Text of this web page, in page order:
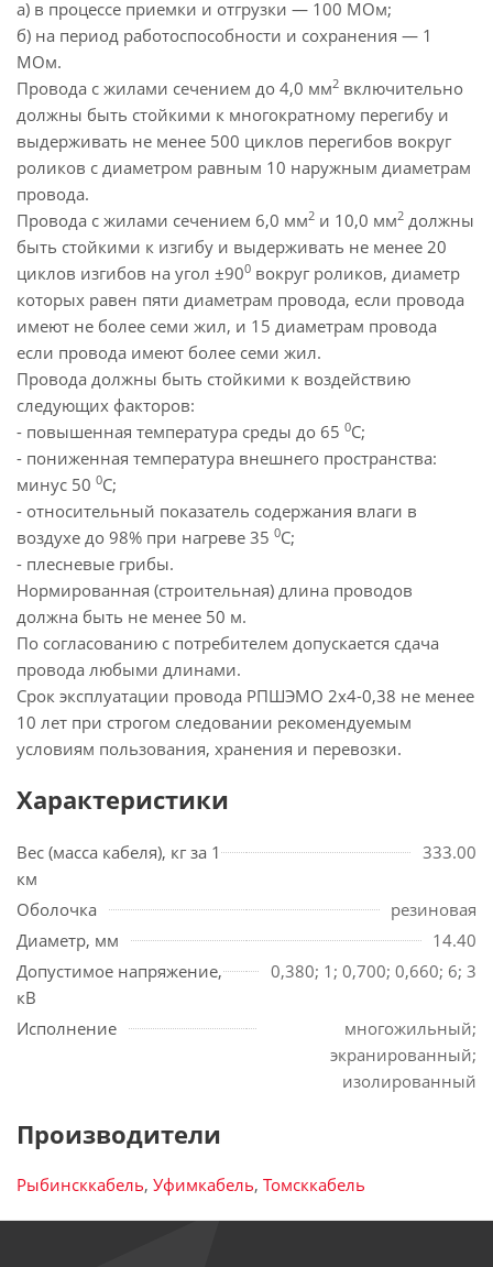
а) в процессе приемки и отгрузки — 100 МОм;
б) на период работоспособности и сохранения — 1
МОм.
Провода с жилами сечением до 4,0 мм2 включительно
должны быть стойкими к многократному перегибу и
выдерживать не менее 500 циклов перегибов вокруг
роликов с диаметром равным 10 наружным диаметрам
провода.
Провода с жилами сечением 6,0 мм2 и 10,0 мм2 должны
быть стойкими к изгибу и выдерживать не менее 20
циклов изгибов на угол ±900 вокруг роликов, диаметр
которых равен пяти диаметрам провода, если провода
имеют не более семи жил, и 15 диаметрам провода
если провода имеют более семи жил.
Провода должны быть стойкими к воздействию
следующих факторов:
- повышенная температура среды до 65 0С;
- пониженная температура внешнего пространства:
минус 50 0С;
- относительный показатель содержания влаги в
воздухе до 98% при нагреве 35 0С;
- плесневые грибы.
Нормированная (строительная) длина проводов
должна быть не менее 50 м.
По согласованию с потребителем допускается сдача
провода любыми длинами.
Срок эксплуатации провода РПШЭМО 2х4-0,38 не менее
10 лет при строгом следовании рекомендуемым
условиям пользования, хранения и перевозки.
Характеристики
Вес (масса кабеля), кг за 1
км
333.00
Оболочка
резиновая
Диаметр, мм
14.40
Допустимое напряжение,
кВ
0,380; 1; 0,700; 0,660; 6; 3
Исполнение
многожильный;
экранированный;
изолированный
Производители
Рыбинсккабель, Уфимкабель, Томсккабель